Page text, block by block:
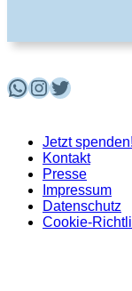
WhatsApp InstagramTwitter
Jetzt spenden!
Kontakt
Presse
Impressum
Datenschutz
Cookie-